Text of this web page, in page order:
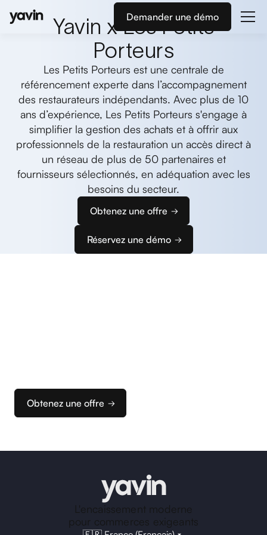
Demander une démo
Yavin x Les Petits
Porteurs
Les Petits Porteurs est une centrale de
référencement experte dans l’accompagnement
des restaurateurs indépendants. Avec plus de 10
ans d’expérience, Les Petits Porteurs s'engage à
simplifier la gestion des achats et à offrir aux
professionnels de la restauration un accès direct à
un réseau de plus de 50 partenaires et
fournisseurs sélectionnés, en adéquation avec les
besoins du secteur.
Obtenez une offre
Réservez une démo
Obtenez une offre
L'encaissement moderne
pour commerces exigeants